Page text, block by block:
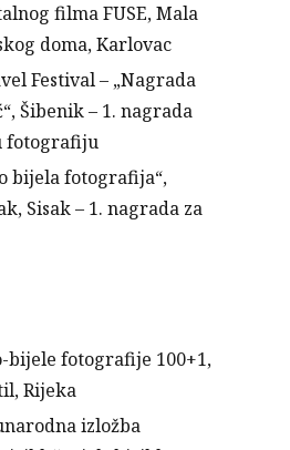
filma FUSE, Mala
doma, Karlovac
Festival – „Nagrada
Šibenik – 1. nagrada
fotografiju
bijela fotografija“,
Sisak – 1. nagrada za
bijele fotografije 100+1,
Rijeka
izložba